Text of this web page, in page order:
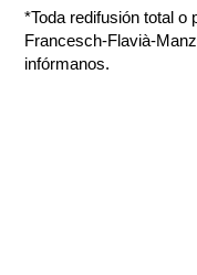
*Toda redifusión total o
Francesch-Flavià-
infórmanos.